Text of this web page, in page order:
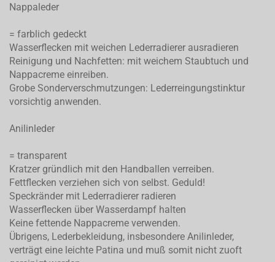
Nappaleder
= farblich gedeckt
Wasserflecken mit weichen Lederradierer ausradieren
Reinigung und Nachfetten: mit weichem Staubtuch und
Nappacreme einreiben.
Grobe Sonderverschmutzungen: Lederreingungstinktur
vorsichtig anwenden.
Anilinleder
= transparent
Kratzer gründlich mit den Handballen verreiben.
Fettflecken verziehen sich von selbst. Geduld!
Speckränder mit Lederradierer radieren
Wasserflecken über Wasserdampf halten
Keine fettende Nappacreme verwenden.
Übrigens, Lederbekleidung, insbesondere Anilinleder,
verträgt eine leichte Patina und muß somit nicht zuoft